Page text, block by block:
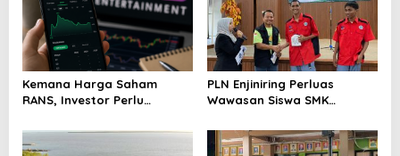
Kemana Harga Saham
RANS, Investor Perlu
Menghindari Spekulasi
Berlebihan
PLN Enjiniring Perluas
Wawasan Siswa SMK
Perubahan Iklim